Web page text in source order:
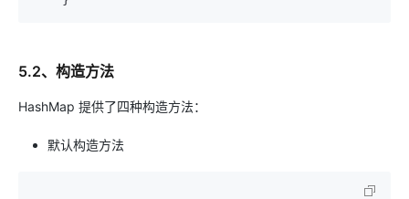
5.2、构造方法
HashMap 提供了四种构造方法：
默认构造方法